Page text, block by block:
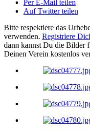
Per E-Mail teilen
Auf Twitter teilen
Bitte respektiere das
verwenden. Registriere
dann kannst Du die Bilder
Deinen Verein kostenlos